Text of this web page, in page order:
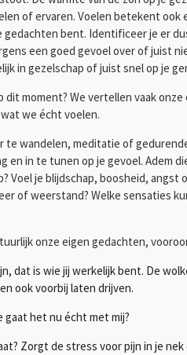
of ervaren. Voelen betekent
bent. Identificeer je er
een goed gevoel over of juist
in gezelschap of juist snel op je
moment? We vertellen vaak
we écht voelen.
wandelen, meditatie of
in te tunen op je gevoel. Adem
je blijdschap, boosheid, angst
of weerstand? Welke sensaties
onze eigen gedachten,
dat is wie jij werkelijk bent. De
ook voorbij laten drijven.
gaat het nu écht met mij?
Zorgt de stress voor pijn in je